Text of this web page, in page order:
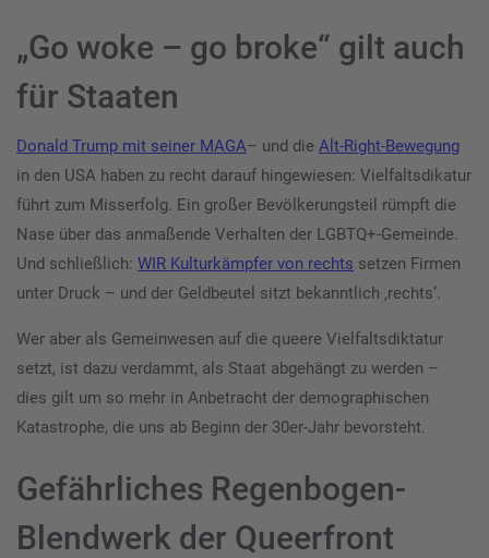
„Go woke – go broke“ gilt auch
für Staaten
Donald Trump mit seiner MAGA– und die Alt-Right-Bewegung
in den USA haben zu recht darauf hingewiesen: Vielfaltsdikatur
führt zum Misserfolg. Ein großer Bevölkerungsteil rümpft die
Nase über das anmaßende Verhalten der LGBTQ+-Gemeinde.
Und schließlich: WIR Kulturkämpfer von rechts setzen Firmen
unter Druck – und der Geldbeutel sitzt bekanntlich ‚rechts‘.
Wer aber als Gemeinwesen auf die queere Vielfaltsdiktatur
setzt, ist dazu verdammt, als Staat abgehängt zu werden –
dies gilt um so mehr in Anbetracht der demographischen
Katastrophe, die uns ab Beginn der 30er-Jahr bevorsteht.
Gefährliches Regenbogen-
Blendwerk der Queerfront